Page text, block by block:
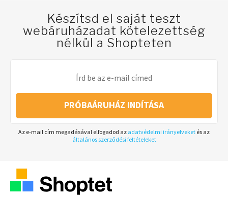
Készítsd el saját teszt
webáruházadat kötelezettség
nélkül a Shopteten
PRÓBAÁRUHÁZ INDÍTÁSA
Az e-mail cím megadásával elfogadod az adatvédelmi irányelveket és az
általános szerződési feltételeket